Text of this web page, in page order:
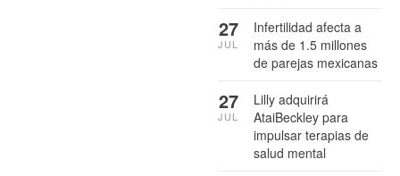
Infertilidad afecta a
más de 1.5 millones
de parejas mexicanas
27
JUL
Lilly adquirirá
AtaiBeckley para
impulsar terapias de
salud mental
27
JUL